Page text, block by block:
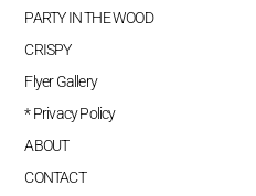
PARTY IN THE WOOD
CRISPY
Flyer Gallery
* Privacy Policy
ABOUT
CONTACT